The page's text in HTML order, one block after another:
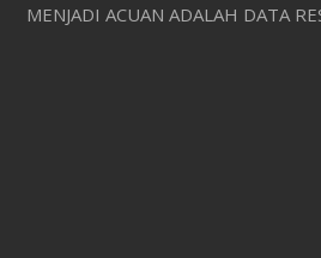
MENJADI ACUAN ADALAH DATA